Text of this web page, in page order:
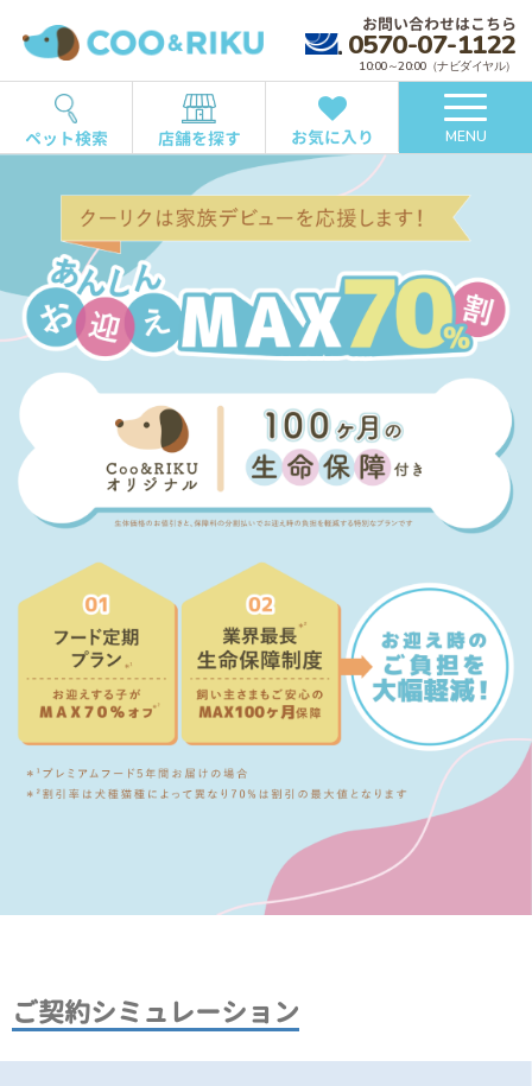
お問い合わせはこちら
0570-07-1122
10:00～20:00（ナビダイヤル）
ペット検索 店舗を探す お気に入り MENU
ご契約シミュレーション